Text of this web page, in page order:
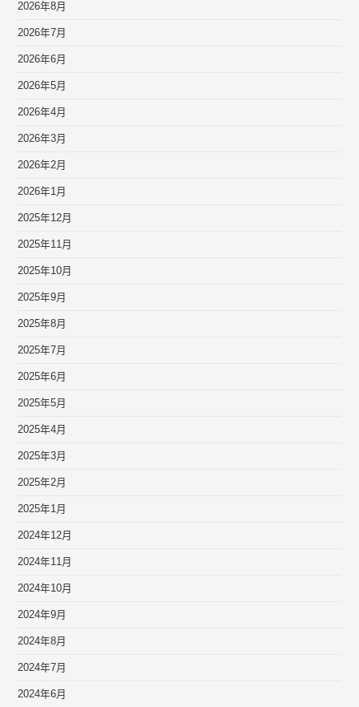
2026年8月
2026年7月
2026年6月
2026年5月
2026年4月
2026年3月
2026年2月
2026年1月
2025年12月
2025年11月
2025年10月
2025年9月
2025年8月
2025年7月
2025年6月
2025年5月
2025年4月
2025年3月
2025年2月
2025年1月
2024年12月
2024年11月
2024年10月
2024年9月
2024年8月
2024年7月
2024年6月